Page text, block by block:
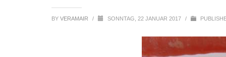
BY VERAMAIR / SONNTAG, 22 JANUAR 2017 /